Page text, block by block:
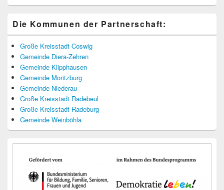
Die Kommunen der Partnerschaft:
Große Kreisstadt Coswig
Gemeinde Diera-Zehren
Gemeinde Klipphausen
Gemeinde Moritzburg
Gemeinde Niederau
Große Kreisstadt Radebeul
Große Kreisstadt Radeburg
Gemeinde Weinböhla